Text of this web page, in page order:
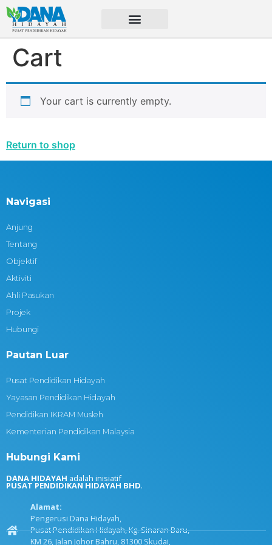
Cart
Your cart is currently empty.
Return to shop
Navigasi
Anjung
Tentang
Objektif
Aktiviti
Ahli Pasukan
Projek
Hubungi
Pautan Luar
Pusat Pendidikan Hidayah
Yayasan Pendidikan Hidayah
Pendidikan IKRAM Musleh
Kementerian Pendidikan Malaysia
Hubungi Kami
DANA HIDAYAH adalah inisiatif
PUSAT PENDIDIKAN HIDAYAH BHD.
Alamat:
Pengerusi Dana Hidayah,
Pusat Pendidikan Hidayah, Kg. Sinaran Baru,
KM 26, Jalan Johor Bahru, 81300 Skudai,